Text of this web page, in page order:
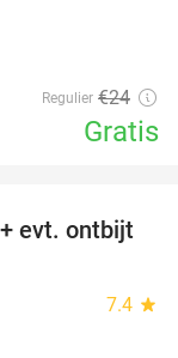
Regulier €24
Gratis
55%
evt. ontbijt
7.4 star